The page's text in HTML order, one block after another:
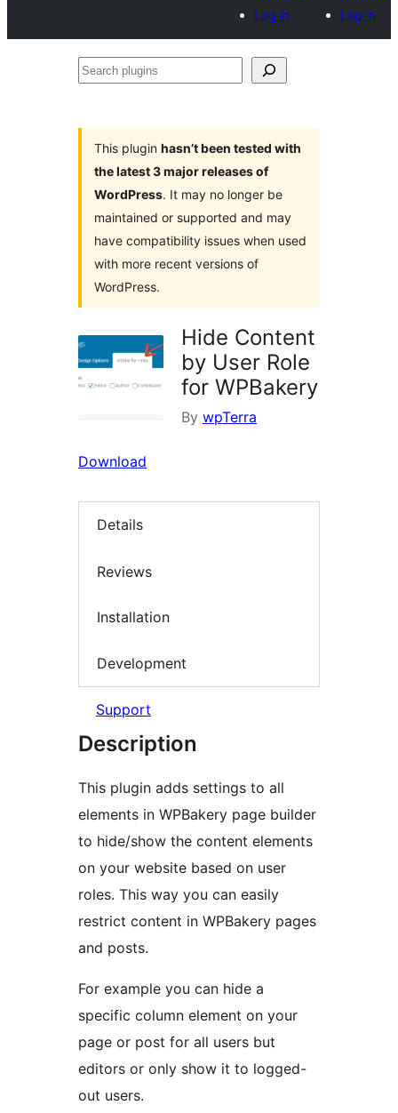
Log in
Log in
Search
This plugin hasn’t been tested with
the latest 3 major releases of
WordPress. It may no longer be
maintained or supported and may
have compatibility issues when used
with more recent versions of
WordPress.
Hide Content
by User Role
for WPBakery
By wpTerra
Download
Details
Reviews
Installation
Development
Support
Description
This plugin adds settings to all
elements in WPBakery page builder
to hide/show the content elements
on your website based on user
roles. This way you can easily
restrict content in WPBakery pages
and posts.
For example you can hide a
specific column element on your
page or post for all users but
editors or only show it to logged-
out users.